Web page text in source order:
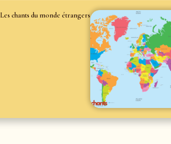
Les chants du monde étrangers